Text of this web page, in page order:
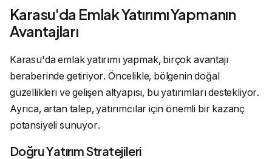
Karasu'da Emlak Yatırımı Yapmanın
Avantajları
Karasu'da emlak yatırımı yapmak, birçok avantajı
beraberinde getiriyor. Öncelikle, bölgenin doğal
güzellikleri ve gelişen altyapısı, bu yatırımları destekliyor.
Ayrıca, artan talep, yatırımcılar için önemli bir kazanç
potansiyeli sunuyor.
Doğru Yatırım Stratejileri